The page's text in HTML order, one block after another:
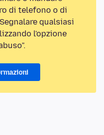
di telefono o di
qualsiasi
l'opzione